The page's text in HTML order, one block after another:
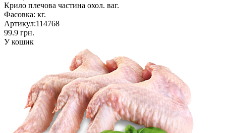
Крило плечова частина охол. ваг.
Фасовка: кг.
Артикул:114768
99.9 грн.
У кошик